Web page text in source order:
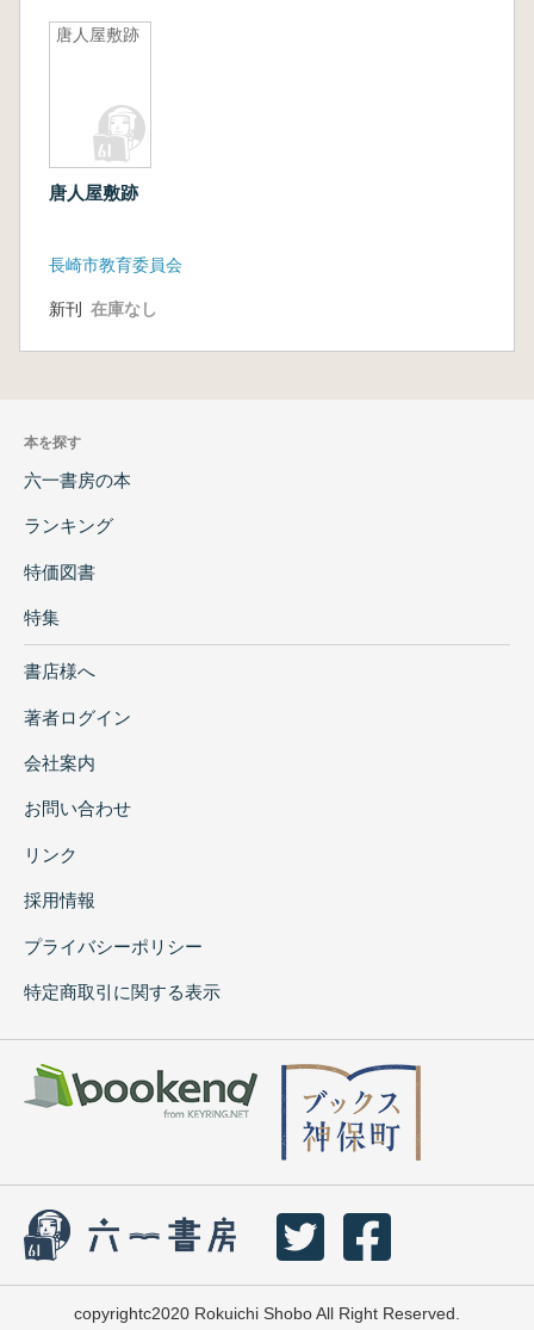
唐人屋敷跡
唐人屋敷跡
長崎市教育委員会
新刊 在庫なし
本を探す
六一書房の本
ランキング
特価図書
特集
書店様へ
著者ログイン
会社案内
お問い合わせ
リンク
採用情報
プライバシーポリシー
特定商取引に関する表示
copyrightc2020 Rokuichi Shobo All Right Reserved.